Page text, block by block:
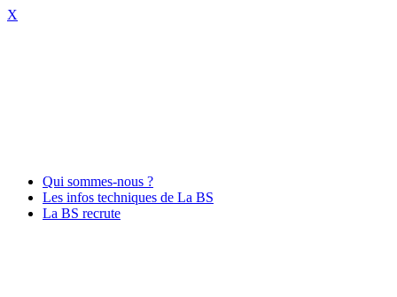
X
Qui sommes-nous ?
Les infos techniques de La BS
La BS recrute